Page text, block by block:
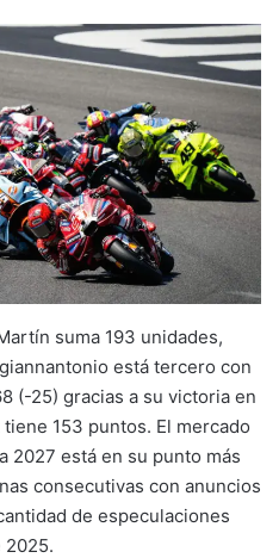
suma 193 unidades,
está tercero con
(-25) gracias a su victoria en
153 puntos. El mercado
2027 está en su punto más
consecutivas con anuncios
de especulaciones
2025.